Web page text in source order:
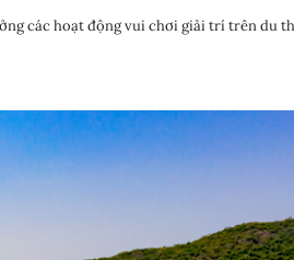
các hoạt động vui chơi giải trí trên du